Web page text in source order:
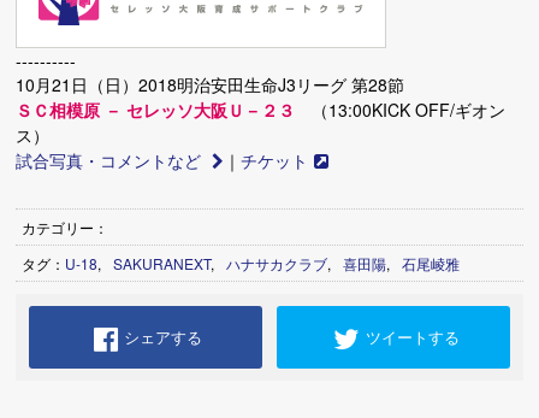
----------
10月21日（日）2018明治安田生命J3リーグ 第28節
ＳＣ相模原 － セレッソ大阪Ｕ－２３
（13:00KICK OFF/ギオン
ス）
試合写真・コメントなど
｜チケット
カテゴリー：
タグ： U-18, SAKURANEXT, ハナサカクラブ, 喜田陽, 石尾崚雅
シェアする ツイートする